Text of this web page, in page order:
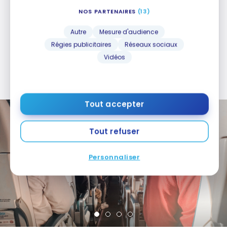
NOS PARTENAIRES (13)
Autre
Mesure d'audience
Régies publicitaires
Réseaux sociaux
Vidéos
Tout accepter
Tout refuser
Personnaliser
Le siège lui-même offre une inclinaison correcte et
une assise stable, mais sans plus. L’écran tactile
individuel est petit (à peine la largeur de deux
passeports canadiens côte à côte), suffisant pour